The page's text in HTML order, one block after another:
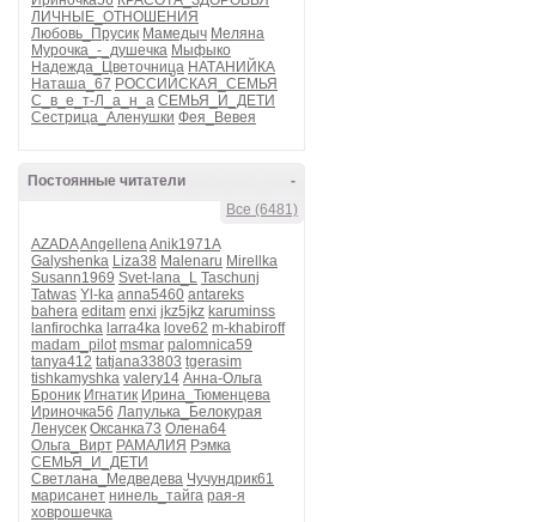
ЛИЧНЫЕ_ОТНОШЕНИЯ
Любовь_Прусик Мамедыч Меляна
Мурочка_-_душечка Мыфыко
Надежда_Цветочница НАТАНИЙКА
Наташа_67 РОССИЙСКАЯ_СЕМЬЯ
С_в_е_т-Л_а_н_а СЕМЬЯ_И_ДЕТИ
Сестрица_Аленушки Фея_Вевея
-
Постоянные читатели
Все (6481)
AZADAAngellenaAnik1971A
Galyshenka Liza38 Malenaru Mirellka
Susann1969 Svet-lana_L Taschunj
Tatwas Yl-ka anna5460 antareks
bahera editam enxi jkz5jkz karuminss
lanfirochka larra4ka love62 m-khabiroff
madam_pilot msmar palomnica59
tanya412 tatjana33803 tgerasim
tishkamyshka valery14 Анна-Ольга
Броник Игнатик Ирина_Тюменцева
Ириночка56 Лапулька_Белокурая
Ленусек Оксанка73 Олена64
Ольга_Вирт РАМАЛИЯ Рэмка
СЕМЬЯ_И_ДЕТИ
Светлана_Медведева Чучундрик61
марисанет нинель_тайга рая-я
ховрошечка